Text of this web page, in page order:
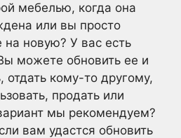
мебелью, когда она
или вы просто
на новую? У вас есть
можете обновить ее и
отдать кому-то другому,
продать или
мы рекомендуем?
вам удастся обновить